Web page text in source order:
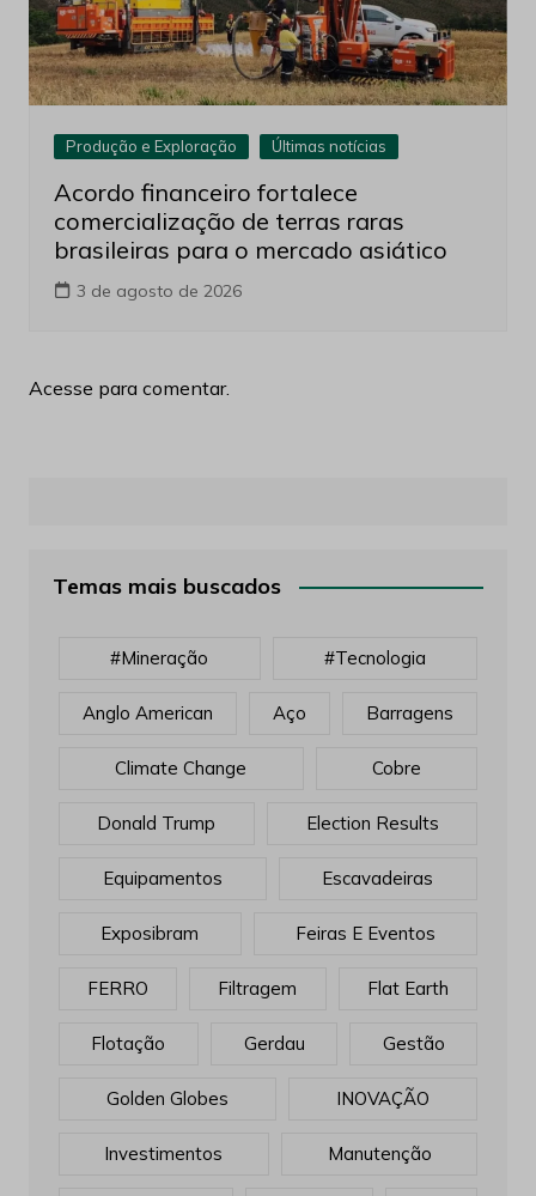
Produção e Exploração Últimas notícias
Acordo financeiro fortalece
comercialização de terras raras
brasileiras para o mercado asiático
3 de agosto de 2026
Acesse para comentar.
Temas mais buscados
#mineração #tecnologia
Anglo American Aço Barragens
Climate Change Cobre
Donald Trump Election Results
Equipamentos Escavadeiras
Exposibram Feiras E Eventos
FERRO Filtragem Flat Earth
Flotação Gerdau Gestão
Golden Globes INOVAÇÃO
Investimentos Manutenção